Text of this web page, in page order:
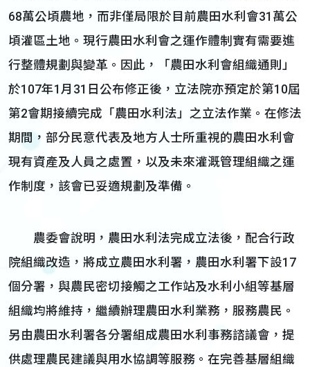
68萬公頃農地，而非僅局限於目前農田水利會31萬公
頃灌區土地。現行農田水利會之運作體制實有需要進
行整體規劃與變革。因此，「農田水利會組織通則」
於107年1月31日公布修正後，立法院亦預定於第10屆
第2會期接續完成「農田水利法」之立法作業。在修法
期間，部分民意代表及地方人士所重視的農田水利會
現有資產及人員之處置，以及未來灌溉管理組織之運
作制度，該會已妥適規劃及準備。
農委會說明，農田水利法完成立法後，配合行政
院組織改造，將成立農田水利署，農田水利署下設17
個分署，與農民密切接觸之工作站及水利小組等基層
組織均將維持，繼續辦理農田水利業務，服務農民。
另由農田水利署各分署組成農田水利事務諮議會，提
供處理農民建議與用水協調等服務。在完善基層組織